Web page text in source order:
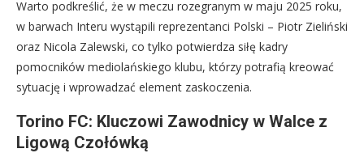
Warto podkreślić, że w meczu rozegranym w maju 2025 roku,
w barwach Interu wystąpili reprezentanci Polski – Piotr Zieliński
oraz Nicola Zalewski, co tylko potwierdza siłę kadry
pomocników mediolańskiego klubu, którzy potrafią kreować
sytuację i wprowadzać element zaskoczenia.
Torino FC: Kluczowi Zawodnicy w Walce z
Ligową Czołówką